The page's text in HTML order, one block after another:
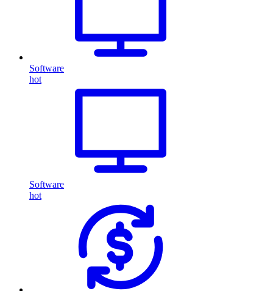
Software
hot
Software
hot